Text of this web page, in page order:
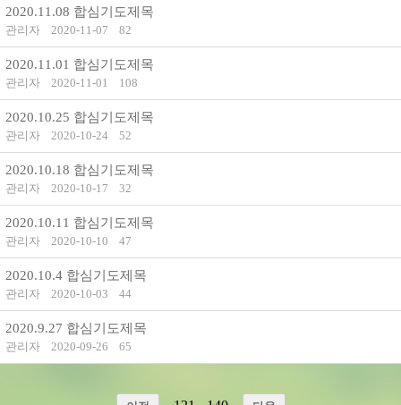
2020.11.08 합심기도제목
관리자 2020-11-07 82
2020.11.01 합심기도제목
관리자 2020-11-01 108
2020.10.25 합심기도제목
관리자 2020-10-24 52
2020.10.18 합심기도제목
관리자 2020-10-17 32
2020.10.11 합심기도제목
관리자 2020-10-10 47
2020.10.4 합심기도제목
관리자 2020-10-03 44
2020.9.27 합심기도제목
관리자 2020-09-26 65